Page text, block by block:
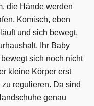
die Hände werden
Komisch, eben
und sich bewegt,
Ihr Baby
sich noch nicht
kleine Körper erst
regulieren. Da sind
genau